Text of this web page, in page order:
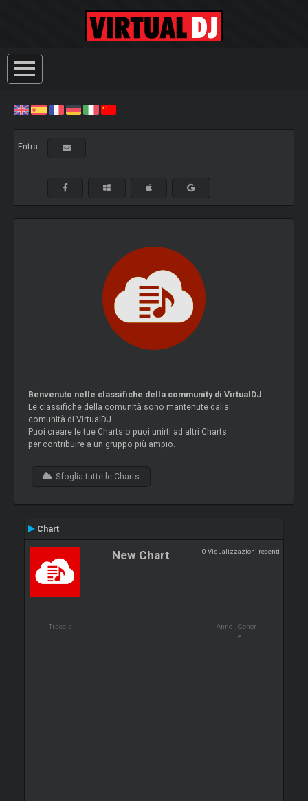
Entra:
Benvenuto nelle classifiche della community di VirtualDJ
Le classifiche della comunità sono mantenute dalla
comunità di VirtualDJ.
Puoi creare le tue Charts o puoi unirti ad altri Charts
per contribuire a un gruppo più ampio.
Sfoglia tutte le Charts
Chart
0 Visualizzazioni recenti
New Chart
Traccia Anno
Gener
e